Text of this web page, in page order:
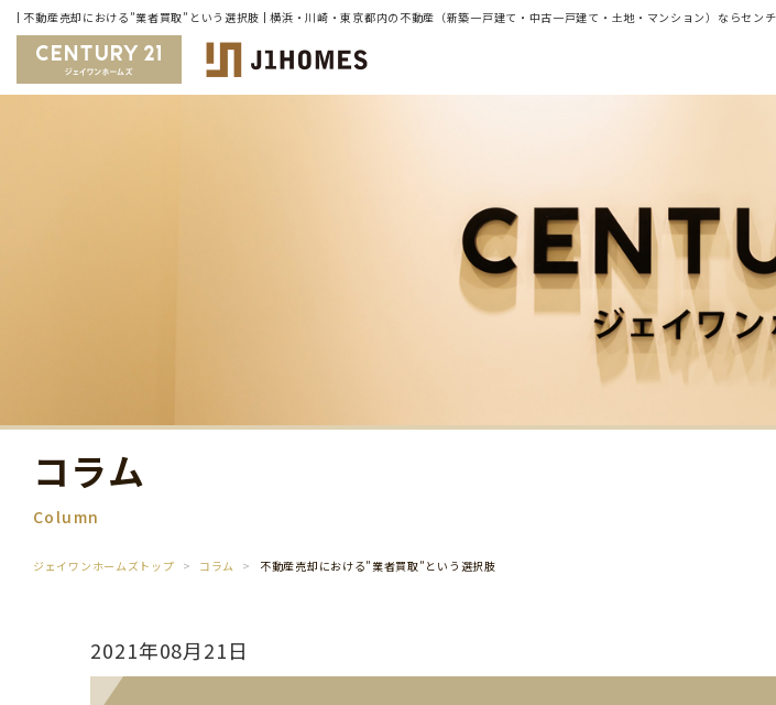
| 不動産売却における”業者買取”という選択肢 | 横浜・川崎・東京都内の不動産（新築一戸建て・中古一戸建て・土地・マンション）ならセン
コラム
Column
ジェイワンホームズトップ コラム 不動産売却における”業者買取”という選択肢
2021年08月21日